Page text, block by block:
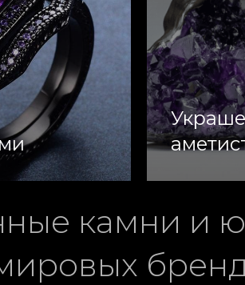
камни и